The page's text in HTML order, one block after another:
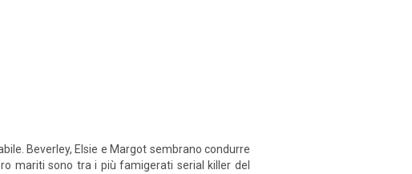
Beverley, Elsie e Margot sembrano condurre
mariti sono tra i più famigerati serial killer del